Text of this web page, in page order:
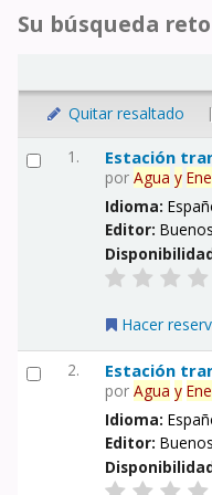
Su búsqueda
Quitar resaltado |
1. Estación
porAgua y
Idioma:
Editor:
Hacer
2. Estación
porAgua y
Idioma:
Editor: